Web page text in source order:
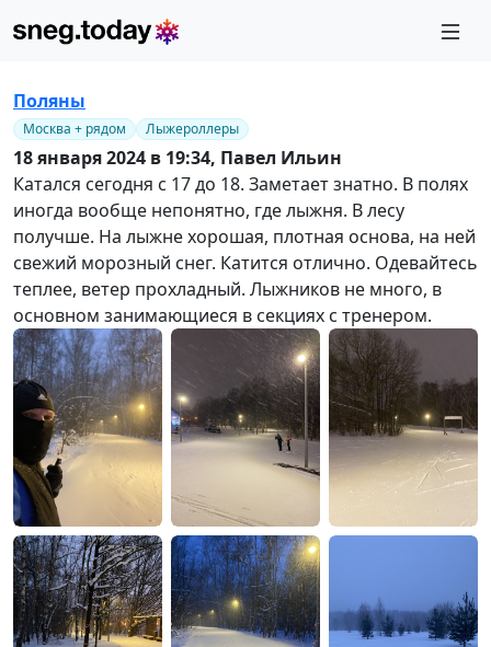
Поляны
Москва + рядом Лыжероллеры
18 января 2024 в 19:34, Павел Ильин
Катался сегодня с 17 до 18. Заметает знатно. В полях
иногда вообще непонятно, где лыжня. В лесу
получше. На лыжне хорошая, плотная основа, на ней
свежий морозный снег. Катится отлично. Одевайтесь
теплее, ветер прохладный. Лыжников не много, в
основном занимающиеся в секциях с тренером.